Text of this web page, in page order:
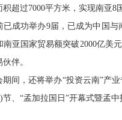
超过7000平方米，实现南亚8
功举办9届，已成为中国与
南亚国家贸易额突破2000亿美
伴。
，还将举办“投资云南”产业
、“孟加拉国日”开幕式暨孟